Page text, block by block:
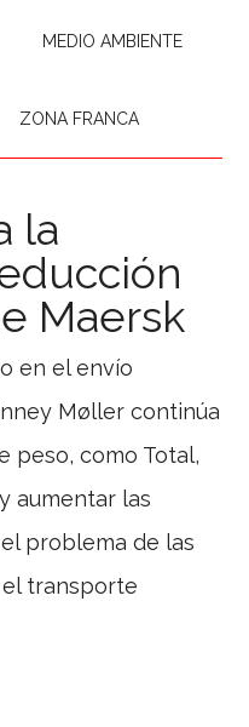
MEDIO AMBIENTE
ZONA FRANCA
la
Maersk
en el envío
Møller continúa
peso, como Total,
aumentar las
problema de las
transporte